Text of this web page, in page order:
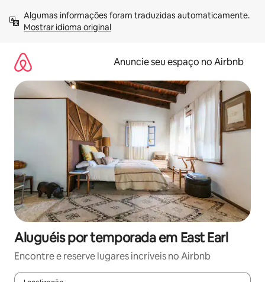
para
Mostrar idioma original
Anuncie seu espaço no Airbnb
Aluguéis por temporada em East Earl
Encontre e reserve lugares incríveis no Airbnb